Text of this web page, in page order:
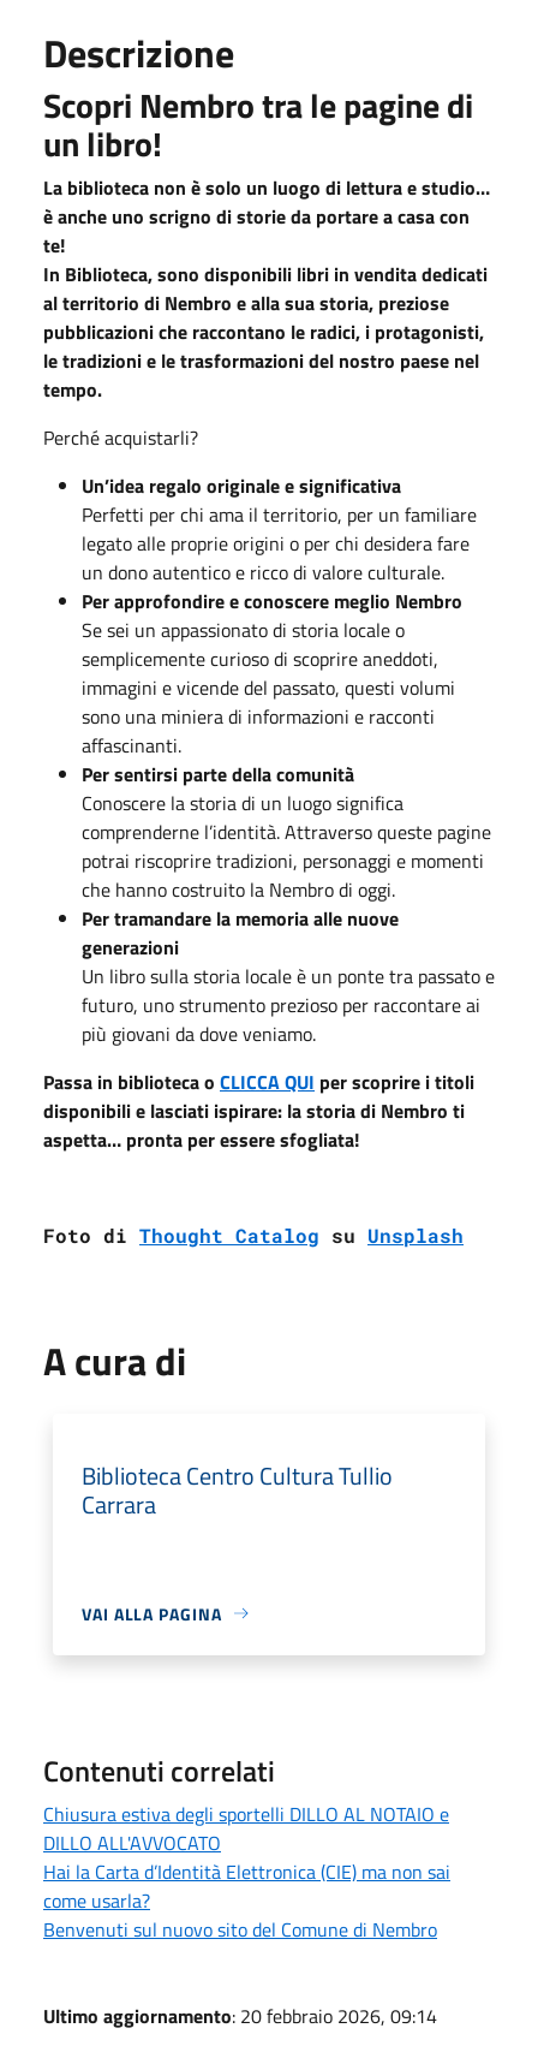
Descrizione
Scopri Nembro tra le pagine di
un libro!
La biblioteca non è solo un luogo di lettura e studio…
è anche uno scrigno di storie da portare a casa con
te!
In Biblioteca, sono disponibili libri in vendita dedicati
al territorio di Nembro e alla sua storia, preziose
pubblicazioni che raccontano le radici, i protagonisti,
le tradizioni e le trasformazioni del nostro paese nel
tempo.
Perché acquistarli?
Un’idea regalo originale e significativa
Perfetti per chi ama il territorio, per un familiare
legato alle proprie origini o per chi desidera fare
un dono autentico e ricco di valore culturale.
Per approfondire e conoscere meglio Nembro
Se sei un appassionato di storia locale o
semplicemente curioso di scoprire aneddoti,
immagini e vicende del passato, questi volumi
sono una miniera di informazioni e racconti
affascinanti.
Per sentirsi parte della comunità
Conoscere la storia di un luogo significa
comprenderne l’identità. Attraverso queste pagine
potrai riscoprire tradizioni, personaggi e momenti
che hanno costruito la Nembro di oggi.
Per tramandare la memoria alle nuove
generazioni
Un libro sulla storia locale è un ponte tra passato e
futuro, uno strumento prezioso per raccontare ai
più giovani da dove veniamo.
Passa in biblioteca o CLICCA QUI per scoprire i titoli
disponibili e lasciati ispirare: la storia di Nembro ti
aspetta… pronta per essere sfogliata!
Foto di Thought Catalog su Unsplash
A cura di
Biblioteca Centro Cultura Tullio
Carrara
VAI ALLA PAGINA
Contenuti correlati
Chiusura estiva degli sportelli DILLO AL NOTAIO e
DILLO ALL'AVVOCATO
Hai la Carta d’Identità Elettronica (CIE) ma non sai
come usarla?
Benvenuti sul nuovo sito del Comune di Nembro
Ultimo aggiornamento: 20 febbraio 2026, 09:14